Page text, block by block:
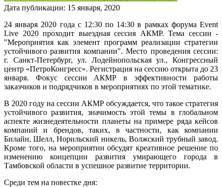
Дата публикации: 15 января, 2020
24 января 2020 года c 12:30 по 14:30 в рамках форума Event
Live 2020 проходит выездная сессия АКМР. Тема сессии -
"Мероприятия как элемент программ реализации стратегии
устойчивого развития компании". Место проведения сессии:
г. Санкт-Петербург, ул. Лодейнопольская ул., Конгрессный
центр «ПетроКонгресс». Регистрация на сессию открыта до 23
января. Фокус сессии АКМР в эффективности работы
заказчиков и подрядчиков в мероприятиях по этой тематике.
В 2020 году на сессии АКМР обсуждается, что такое стратегия
устойчивого развития, значимость этой темы в глобальном
аспекте жизнедеятельности планеты на примере ряда кейсов
компаний и брендов, таких, в частности, как компании
Билайн, Шелл, Норильский никель, Волжский трубный завод.
Кроме того, на мероприятии обсудят креативное решение по
изменению концепции развития умирающего города в
Тамбовской области в успешное развитие территории.
Среди тем на повестке дня: